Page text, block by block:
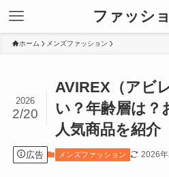
ファッシ
ホーム メンズファッション
AVIREX（アビ
い？年齢層は？
人気商品を紹介
2026
2/20
広告 メンズファッション 2026